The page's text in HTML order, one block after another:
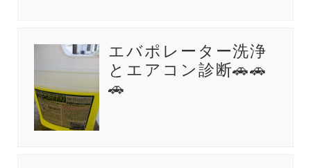
エバポレーター洗浄
とエアコン診断🚗🚗
🚗